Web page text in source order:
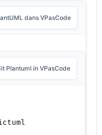
dans VPasCode
Plantuml in VPasCode